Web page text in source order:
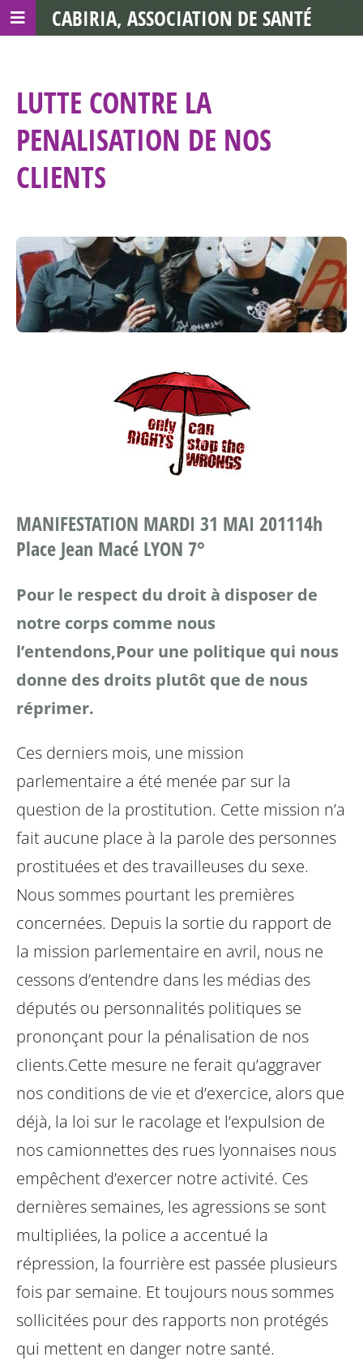
LUTTE CONTRE LA
PENALISATION DE NOS
CLIENTS
MANIFESTATION MARDI 31 MAI 201114h
Place Jean Macé LYON 7°
Pour le respect du droit à disposer de
notre corps comme nous
l’entendons,Pour une politique qui nous
donne des droits plutôt que de nous
réprimer.
Ces derniers mois, une mission
parlementaire a été menée par sur la
question de la prostitution. Cette mission n’a
fait aucune place à la parole des personnes
prostituées et des travailleuses du sexe.
Nous sommes pourtant les premières
concernées. Depuis la sortie du rapport de
la mission parlementaire en avril, nous ne
cessons d’entendre dans les médias des
députés ou personnalités politiques se
prononçant pour la pénalisation de nos
clients.Cette mesure ne ferait qu’aggraver
nos conditions de vie et d’exercice, alors que
déjà, la loi sur le racolage et l’expulsion de
nos camionnettes des rues lyonnaises nous
empêchent d’exercer notre activité. Ces
dernières semaines, les agressions se sont
multipliées, la police a accentué la
répression, la fourrière est passée plusieurs
fois par semaine. Et toujours nous sommes
sollicitées pour des rapports non protégés
qui mettent en danger notre santé.
CABIRIA, ASSOCIATION DE SANTÉ